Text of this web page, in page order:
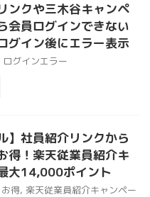
ンクや三木谷キャンペ
会員ログインできない
グイン後にエラー表示
ログインエラー
】社員紹介リンクから
得！楽天従業員紹介キ
大14,000ポイント
お得, 楽天従業員紹介キャンペー